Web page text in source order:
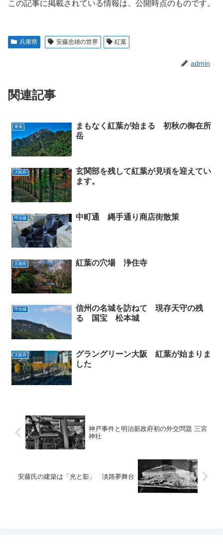
この記事に掲載されている情報は、公開時点のものです。
兵庫県 安藤忠雄の世界 紅葉
admin
関連記事
東海
まもなく紅葉が始まる 初秋の御在所
岳
大阪府
玄関部を残して紅葉が見頃を迎えてい
ます。
甲信越 中町通 縄手通り商店街散策
京都府 紅葉の穴場 浄住寺
甲信越
信州の名城を訪ねて 現存天守の残
る 国宝 松本城
大阪府
グラングリーン大阪 紅葉が始まりま
した
神戸事件と明治新政府初の外交問題 三宮
神社
安藤氏の建築は「光と影」 淡路夢舞台